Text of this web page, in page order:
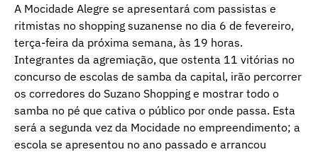
A Mocidade Alegre se apresentará com passistas e
ritmistas no shopping suzanense no dia 6 de fevereiro,
terça-feira da próxima semana, às 19 horas.
Integrantes da agremiação, que ostenta 11 vitórias no
concurso de escolas de samba da capital, irão percorrer
os corredores do Suzano Shopping e mostrar todo o
samba no pé que cativa o público por onde passa. Esta
será a segunda vez da Mocidade no empreendimento; a
escola se apresentou no ano passado e arrancou